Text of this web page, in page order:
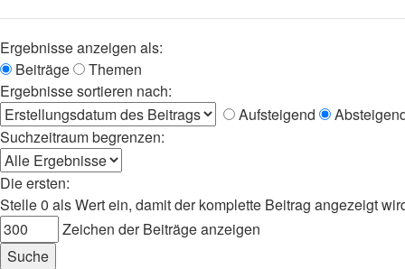
Ergebnisse anzeigen als:
Beiträge
Themen
Ergebnisse sortieren nach:
Aufsteigend
Suchzeitraum begrenzen:
Die ersten:
Stelle 0 als Wert ein, damit der komplette Beitrag angezeigt
Zeichen der Beiträge anzeigen